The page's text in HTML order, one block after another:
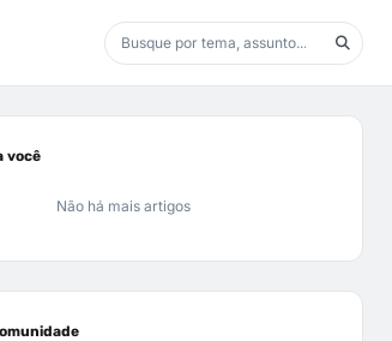
você
Não há mais artigos